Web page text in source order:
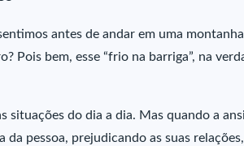
antes de andar em uma
Pois bem, esse “frio na barriga”, na
situações do dia a dia. Mas quando a
pessoa, prejudicando as suas